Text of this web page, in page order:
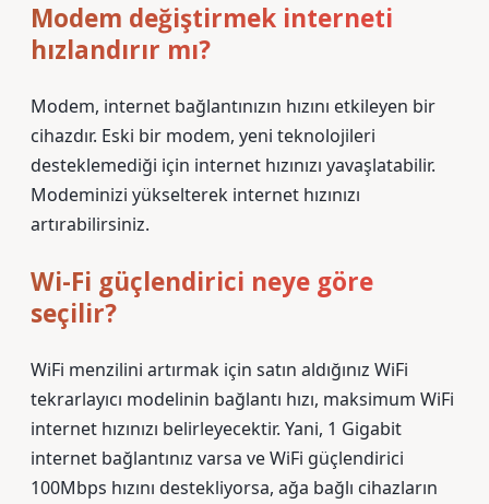
Modem değiştirmek interneti
hızlandırır mı?
Modem, internet bağlantınızın hızını etkileyen bir
cihazdır. Eski bir modem, yeni teknolojileri
desteklemediği için internet hızınızı yavaşlatabilir.
Modeminizi yükselterek internet hızınızı
artırabilirsiniz.
Wi-Fi güçlendirici neye göre
seçilir?
WiFi menzilini artırmak için satın aldığınız WiFi
tekrarlayıcı modelinin bağlantı hızı, maksimum WiFi
internet hızınızı belirleyecektir. Yani, 1 Gigabit
internet bağlantınız varsa ve WiFi güçlendirici
100Mbps hızını destekliyorsa, ağa bağlı cihazların